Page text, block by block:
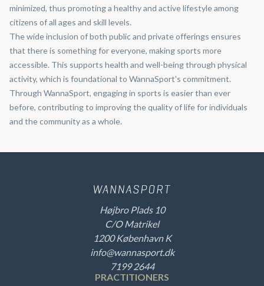
minimized, thus promoting a healthy and active lifestyle among
citizens of all ages and skill levels.
The wide inclusion of both public and private offerings ensures
that there is something for everyone, making sports more
accessible. This supports health and well-being through physical
activity, which is foundational to WannaSport's commitment.
Through WannaSport, engaging in sports is easier than ever
before, contributing to improving the quality of life for individuals
and the community as a whole.
Højbro Plads 10
C/O Matrikel
1200 København K
info@wannasport.dk
7199 2644
PRACTITIONERS